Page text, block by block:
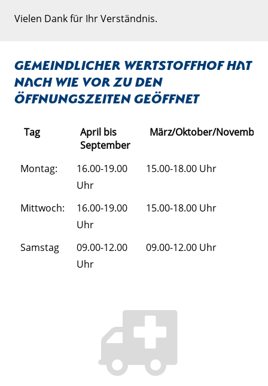
Vielen Dank für Ihr Verständnis.
Gemeindlicher Wertstoffhof hat
nach wie vor zu den
Öffnungszeiten geöffnet
Tag
April bis
September
März/Oktober/November
Montag:
16.00-19.00
Uhr
15.00-18.00 Uhr
Mittwoch:
16.00-19.00
Uhr
15.00-18.00 Uhr
Samstag
09.00-12.00
Uhr
09.00-12.00 Uhr